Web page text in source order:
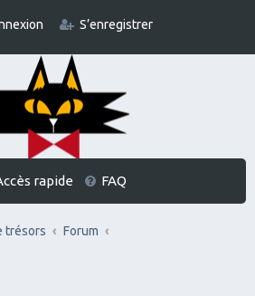
S’enregistrer
rapide FAQ
trésors Forum